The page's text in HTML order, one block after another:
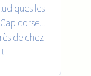
les
corse...
de chez-